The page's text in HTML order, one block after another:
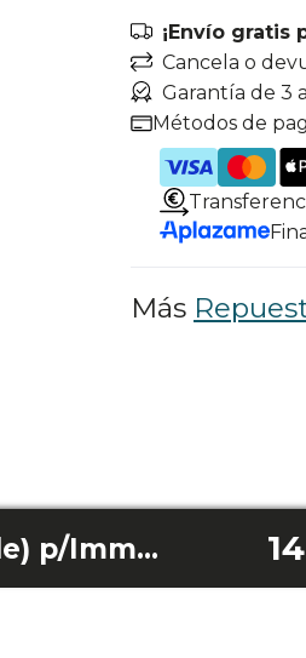
¡Envío gratis
Cancela o
Garantía de 3
Métodos de
Más
Rueda base aspiración (grande) p/Immortal Extreme 40'7V H2O Max/37V H2O Plus, Immortal 33'3V H2O, Popstar 4070 H2O Max/4070 H2O, 2900 Ergoflex/Animal, 1000 Duostick Easy y 1500 Animal Duostick Easy